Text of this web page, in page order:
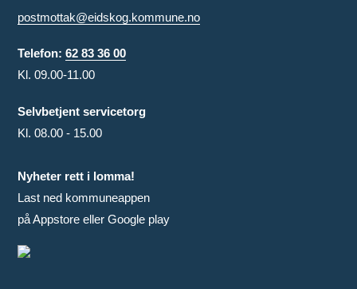
postmottak@eidskog.kommune.no
Telefon:62 83 36 00
Kl. 09.00-11.00
Selvbetjent servicetorg
Kl. 08.00 - 15.00
Nyheter rett i lomma!
Last ned kommuneappen
på Appstore eller Google play